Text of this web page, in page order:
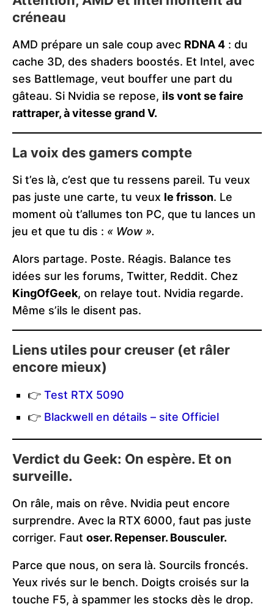
créneau
AMD prépare un sale coup avec RDNA 4 : du
cache 3D, des shaders boostés. Et Intel, avec
ses Battlemage, veut bouffer une part du
gâteau. Si Nvidia se repose, ils vont se faire
rattraper, à vitesse grand V.
La voix des gamers compte
Si t’es là, c’est que tu ressens pareil. Tu veux
pas juste une carte, tu veux le frisson. Le
moment où t’allumes ton PC, que tu lances un
jeu et que tu dis : « Wow ».
Alors partage. Poste. Réagis. Balance tes
idées sur les forums, Twitter, Reddit. Chez
KingOfGeek, on relaye tout. Nvidia regarde.
Même s’ils le disent pas.
Liens utiles pour creuser (et râler
encore mieux)
👉 Test RTX 5090
👉 Blackwell en détails – site Officiel
Verdict du Geek: On espère. Et on
surveille.
On râle, mais on rêve. Nvidia peut encore
surprendre. Avec la RTX 6000, faut pas juste
corriger. Faut oser. Repenser. Bousculer.
Parce que nous, on sera là. Sourcils froncés.
Yeux rivés sur le bench. Doigts croisés sur la
touche F5, à spammer les stocks dès le drop.